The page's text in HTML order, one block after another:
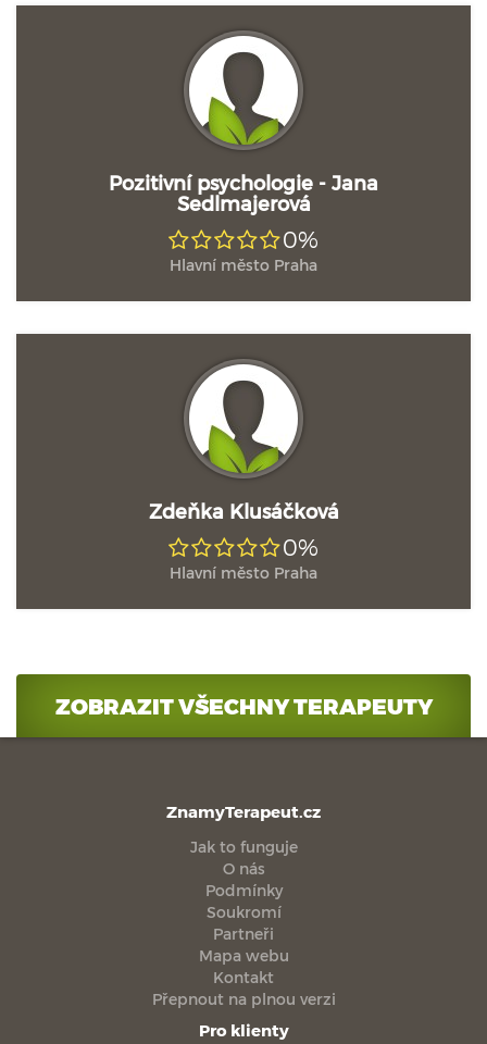
Pozitivní psychologie - Jana
Sedlmajerová
0%
Hlavní město Praha
Zdeňka Klusáčková
0%
Hlavní město Praha
ZOBRAZIT VŠECHNY TERAPEUTY
ZnamyTerapeut.cz
Jak to funguje
O nás
Podmínky
Soukromí
Partneři
Mapa webu
Kontakt
Přepnout na plnou verzi
Pro klienty